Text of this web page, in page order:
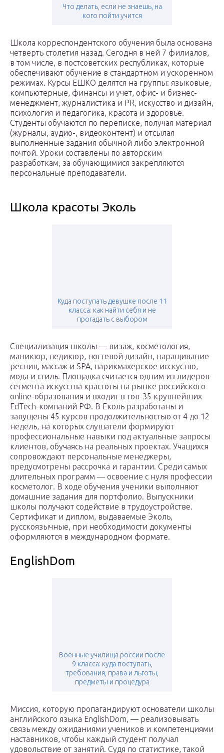
Что делать, если не знаешь, на
кого пойти учится
Школа корреспондентского обучения была основана
четверть столетия назад. Сегодня в ней 7 филиалов,
в том числе, в постсоветских республиках, которые
обеспечивают обучение в стандартном и ускоренном
режимах. Курсы ЕШКО делятся на группы: языковые,
компьютерные, финансы и учет, офис- и бизнес-
менеджмент, журналистика и PR, искусство и дизайн,
психология и педагогика, красота и здоровье.
Студенты обучаются по переписке, получая материал
(журналы, аудио-, видеоконтент) и отсылая
выполненные задания обычной либо электронной
почтой. Уроки составлены по авторским
разработкам, за обучающимися закрепляются
персональные преподаватели.
Школа красоты Эколь
Куда поступать девушке после 11
класса: как найти себя и не
прогадать с выбором
Специализация школы — визаж, косметология,
маникюр, педикюр, ногтевой дизайн, наращивание
ресниц, массаж и SPA, парикмахерское исскуство,
мода и стиль. Площадка считается одним из лидеров
сегмента искусства крастоты на рынке российского
online-образования и входит в топ-35 крупнейших
EdTech-компаний РФ. В Еколь разработаны и
запущены 45 курсов продолжительностью от 4 до 12
недель, на которых слушатели формируют
профессиональные навыки под актуальные запросы
клиентов, обучаясь на реальных проектах. Учащихся
сопровождают персональные менеджеры,
предусмотрены рассрочка и гарантии. Среди самых
длительных программ — освоение с нуля профессии
косметолог. В ходе обучения ученики выполняют
домашние задания для портфолио. Выпускники
школы получают содействие в трудоустройстве.
Сертификат и диплом, выдаваемые Эколь,
русскоязычные, при необходимости документы
оформляются в международном формате.
EnglishDom
Военные училища россии после
9 класса: куда поступать,
требования, права и льготы,
предметы и процедура
Миссия, которую пропагандируют основатели школы
английского языка EnglishDom, — реализовывать
связь между ожиданиями учеников и компетенциями
наставников, чтобы каждый студент получал
удовольствие от занятий. Судя по статистике, такой